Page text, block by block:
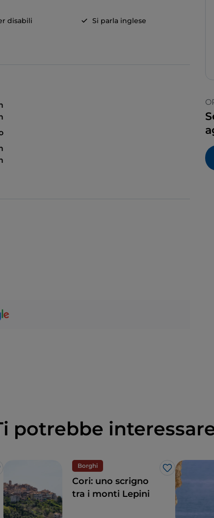
disabili Si parla inglese
potrebbe
Borghi
Like
Cori: uno scrigno
tra i monti Lepini